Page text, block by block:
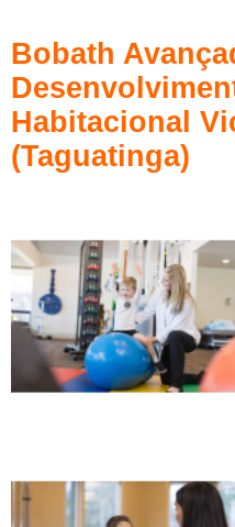
Bobath
Habitacional
(Taguatinga)